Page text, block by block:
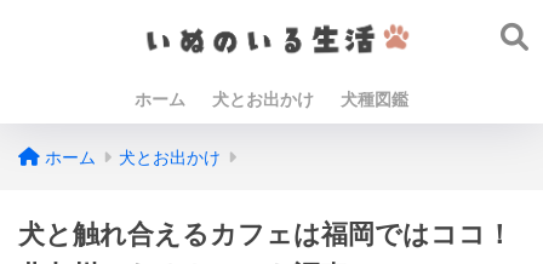
ホーム 犬とお出かけ 犬種図鑑
ホーム 犬とお出かけ
犬と触れ合えるカフェは福岡ではココ！